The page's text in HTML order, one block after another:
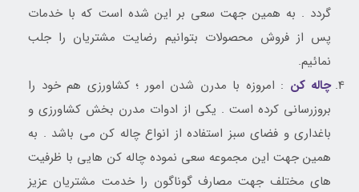
گردد . به همین جهت سعی بر این شده است که با خدمات
پس از فروش محصولات بتوانیم رضایت مشتریان را جلب
نمائیم.
چاله کن : امروزه با مدرن شدن امور ؛ کشاورزی هم خود را
بروزرسانی کرده است . یکی از ادوات مدرن بخش کشاورزی و
باغداری و فضای سبز استفاده از انواع چاله کن می باشد . به
همین جهت این مجموعه سعی نموده چاله کن هایی با ظرفیت
های مختلف جهت مصارف گوناگون را خدمت مشتریان عزیز